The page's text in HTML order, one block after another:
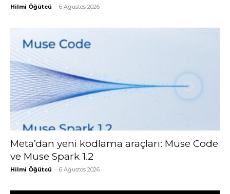
Hilmi Öğütcü - 6 Ağustos 2026
Meta’dan yeni kodlama araçları: Muse Code
ve Muse Spark 1.2
Hilmi Öğütcü - 6 Ağustos 2026